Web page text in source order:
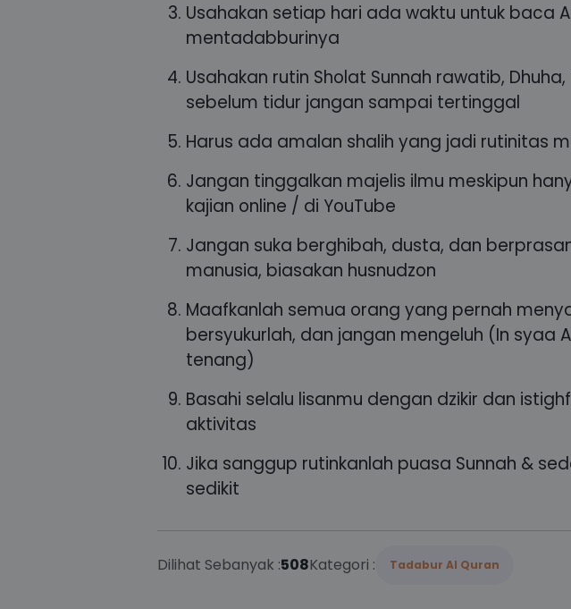
Usahakan setiap hari ada waktu untuk baca
mentadabburinya
Usahakan rutin Sholat Sunnah rawatib,
sebelum tidur jangan sampai tertinggal
Harus ada amalan shalih yang jadi rutinitas
Jangan tinggalkan majelis ilmu meskipun
kajian online / di YouTube
Jangan suka berghibah, dusta, dan
manusia, biasakan husnudzon
Maafkanlah semua orang yang pernah
bersyukurlah, dan jangan mengeluh (In syaa
tenang)
Basahi selalu lisanmu dengan dzikir dan
aktivitas
Jika sanggup rutinkanlah puasa Sunnah &
sedikit
Dilihat Sebanyak :508Kategori : Tadabur Al Quran